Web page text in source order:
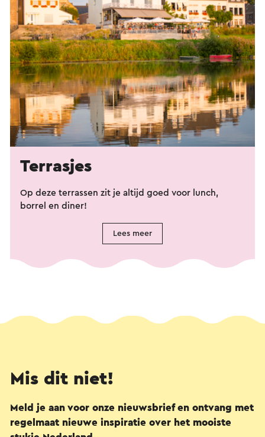
Terrasjes
Op deze terrassen zit je altijd goed voor lunch,
borrel en diner!
Lees meer
Mis dit niet!
Meld je aan voor onze nieuwsbrief en ontvang met
regelmaat nieuwe inspiratie over het mooiste